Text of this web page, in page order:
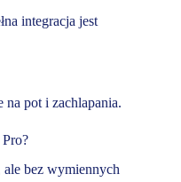
integracja jest
pot i zachlapania.
bez wymiennych